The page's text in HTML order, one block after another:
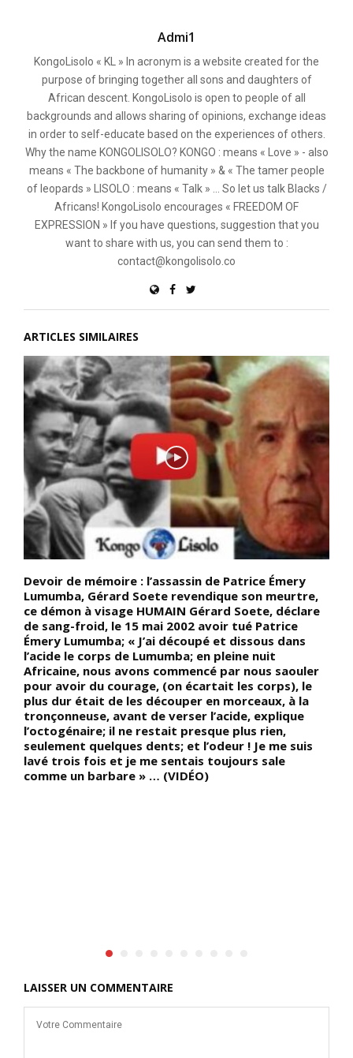
Admi1
KongoLisolo « KL » In acronym is a website created for the
purpose of bringing together all sons and daughters of
African descent. KongoLisolo is open to people of all
backgrounds and allows sharing of opinions, exchange ideas
in order to self-educate based on the experiences of others.
Why the name KONGOLISOLO? KONGO : means « Love » - also
means « The backbone of humanity » & « The tamer people
of leopards » LISOLO : means « Talk » ... So let us talk Blacks /
Africans! KongoLisolo encourages « FREEDOM OF
EXPRESSION » If you have questions, suggestion that you
want to share with us, you can send them to :
contact@kongolisolo.co
ARTICLES SIMILAIRES
Devoir de mémoire : l’assassin de Patrice Émery
Lumumba, Gérard Soete revendique son meurtre,
ce démon à visage HUMAIN Gérard Soete, déclare
de sang-froid, le 15 mai 2002 avoir tué Patrice
Émery Lumumba; « J’ai découpé et dissous dans
l’acide le corps de Lumumba; en pleine nuit
Africaine, nous avons commencé par nous saouler
pour avoir du courage, (on écartait les corps), le
plus dur était de les découper en morceaux, à la
tronçonneuse, avant de verser l’acide, explique
l’octogénaire; il ne restait presque plus rien,
seulement quelques dents; et l’odeur ! Je me suis
lavé trois fois et je me sentais toujours sale
comme un barbare » … (VIDÉO)
LAISSER UN COMMENTAIRE